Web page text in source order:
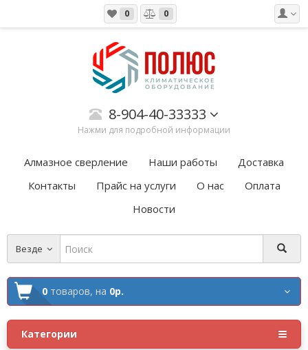
0 0
8-904-40-33333
Нажми для подробной информации
Алмазное сверление Наши работы
Доставка
Контакты
Прайс на услуги О нас
Оплата
Новости
Везде
0 товаров, на 0р.
Категории